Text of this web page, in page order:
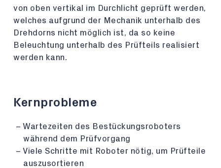
von oben vertikal im Durchlicht geprüft werden,
welches aufgrund der Mechanik unterhalb des
Drehdorns nicht möglich ist, da so keine
Beleuchtung unterhalb des Prüfteils realisiert
werden kann.
Kernprobleme
Wartezeiten des Bestückungsroboters
während dem Prüfvorgang
Viele Schritte mit Roboter nötig, um Prüfteile
auszusortieren